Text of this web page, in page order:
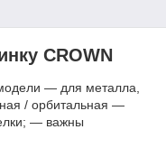
CROWN
— для металла,
/ орбитальная —
— важны